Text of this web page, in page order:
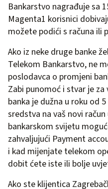
Bankarstvo nagrađuje sa
Magenta1 korisnici
možete podići s računa ili
Ako iz neke druge banke
Telekom Bankarstvo, ne
poslodavca o promjeni
Zabi punomoć i stvar je za
banka je dužna u roku od
sredstva na vaš novi
bankarskom svijetu
zahvaljujući Payment
i kad mijenjate telekom
dobit ćete iste ili bolje
Ako ste klijentica